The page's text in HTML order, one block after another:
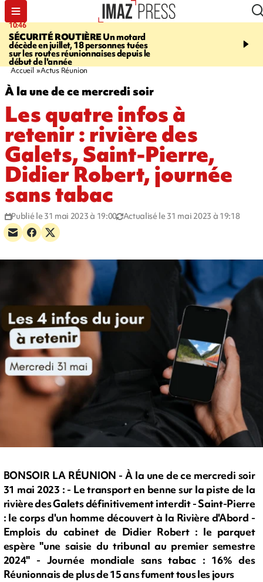
10:46
SÉCURITÉ ROUTIÈREUn motard
décède en juillet, 18 personnes tuées
sur les routes réunionnaises depuis le
début de l'année
13:49
mineurs - un courrier
Accueil Actus Réunion
À la une de ce mercredi soir
Les quatre infos à
retenir : rivière des
Galets, Saint-Pierre,
Didier Robert, journée
sans tabac
Publié le 31 mai 2023 à 19:00 Actualisé le 31 mai 2023 à 19:18
BONSOIR LA RÉUNION - À la une de ce mercredi soir
31 mai 2023 : - Le transport en benne sur la piste de la
rivière des Galets définitivement interdit - Saint-Pierre
: le corps d'un homme découvert à la Rivière d'Abord -
Emplois du cabinet de Didier Robert : le parquet
espère "une saisie du tribunal au premier semestre
2024" - Journée mondiale sans tabac : 16% des
Réunionnais de plus de 15 ans fument tous les jours